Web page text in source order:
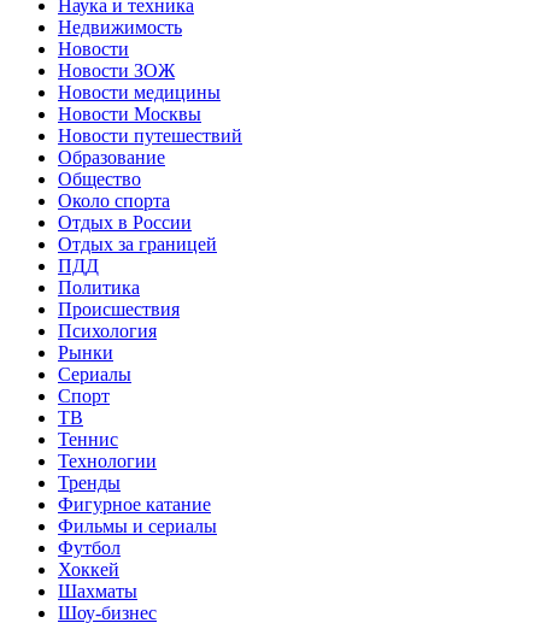
Наука и техника
Недвижимость
Новости
Новости ЗОЖ
Новости медицины
Новости Москвы
Новости путешествий
Образование
Общество
Около спорта
Отдых в России
Отдых за границей
ПДД
Политика
Происшествия
Психология
Рынки
Сериалы
Спорт
ТВ
Теннис
Технологии
Тренды
Фигурное катание
Фильмы и сериалы
Футбол
Хоккей
Шахматы
Шоу-бизнес